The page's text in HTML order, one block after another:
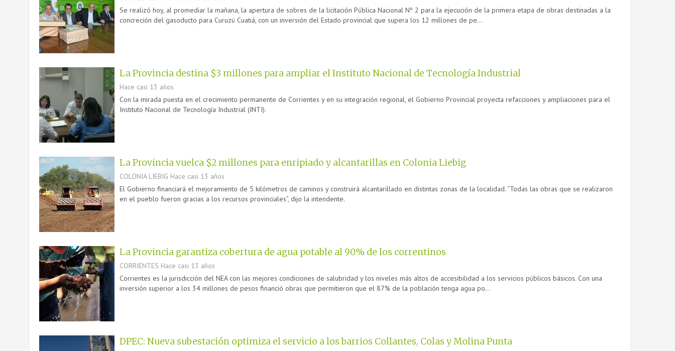
Se realizó hoy, al promediar la mañana, la apertura de sobres de la licitación Pública Nacional Nº 2 para la ejecución de la primera etapa de obras destinadas a la
concreción del gasoducto para Curuzú Cuatiá, con un inversión del Estado provincial que supera los 12 millones de pe...
La Provincia destina $3 millones para ampliar el Instituto Nacional de Tecnología Industrial
Hace casi 13 años
Con la mirada puesta en el crecimiento permanente de Corrientes y en su integración regional, el Gobierno Provincial proyecta refacciones y ampliaciones para el
Instituto Nacional de Tecnología Industrial (INTI).
La Provincia vuelca $2 millones para enripiado y alcantarillas en Colonia Liebig
COLONIA LIEBIG Hace casi 13 años
El Gobierno financiará el mejoramiento de 5 kilómetros de caminos y construirá alcantarillado en distintas zonas de la localidad. “Todas las obras que se realizaron
en el pueblo fueron gracias a los recursos provinciales”, dijo la intendente.
La Provincia garantiza cobertura de agua potable al 90% de los correntinos
CORRIENTES Hace casi 13 años
Corrientes es la jurisdicción del NEA con las mejores condiciones de salubridad y los niveles más altos de accesibilidad a los servicios públicos básicos. Con una
inversión superior a los 34 millones de pesos financió obras que permitieron que el 87% de la población tenga agua po...
DPEC: Nueva subestación optimiza el servicio a los barrios Collantes, Colas y Molina Punta